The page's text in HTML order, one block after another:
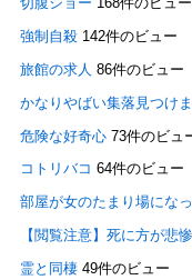
強制自殺 142件のビュー
旅館の求人 86件のビュー
かなりやばい集落見つけま
危険な好奇心 73件のビュ
コトリバコ 64件のビュー
部屋が女のたまり場にな
【閲覧注意】死に方が悲
霊と同棲 49件のビュー